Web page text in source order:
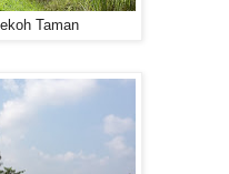
Taman